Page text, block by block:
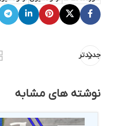
جدیدتر
نوشته های مشابه